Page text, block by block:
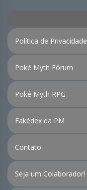
Política de Privacidade
Poké Myth Fórum
Poké Myth RPG
Fakédex da PM
Contato
Seja um Colaborador!